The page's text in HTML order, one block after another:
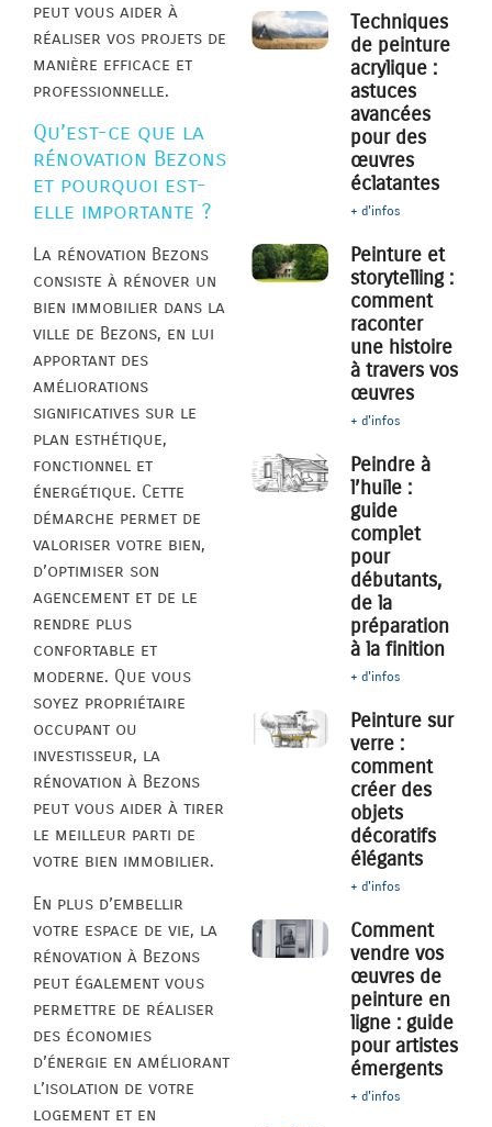
peut vous aider à
réaliser vos projets de
manière efficace et
professionnelle.
Qu’est-ce que la
rénovation Bezons
et pourquoi est-
elle importante ?
La rénovation Bezons
consiste à rénover un
bien immobilier dans la
ville de Bezons, en lui
apportant des
améliorations
significatives sur le
plan esthétique,
fonctionnel et
énergétique. Cette
démarche permet de
valoriser votre bien,
d’optimiser son
agencement et de le
rendre plus
confortable et
moderne. Que vous
soyez propriétaire
occupant ou
investisseur, la
rénovation à Bezons
peut vous aider à tirer
le meilleur parti de
votre bien immobilier.
En plus d’embellir
votre espace de vie, la
rénovation à Bezons
peut également vous
permettre de réaliser
des économies
d’énergie en améliorant
l’isolation de votre
logement et en
Techniques
de peinture
acrylique :
astuces
avancées
pour des
œuvres
éclatantes
+ d'infos
Peinture et
storytelling :
comment
raconter
une histoire
à travers vos
œuvres
+ d'infos
Peindre à
l’huile :
guide
complet
pour
débutants,
de la
préparation
à la finition
+ d'infos
Peinture sur
verre :
comment
créer des
objets
décoratifs
élégants
+ d'infos
Comment
vendre vos
œuvres de
peinture en
ligne : guide
pour artistes
émergents
+ d'infos